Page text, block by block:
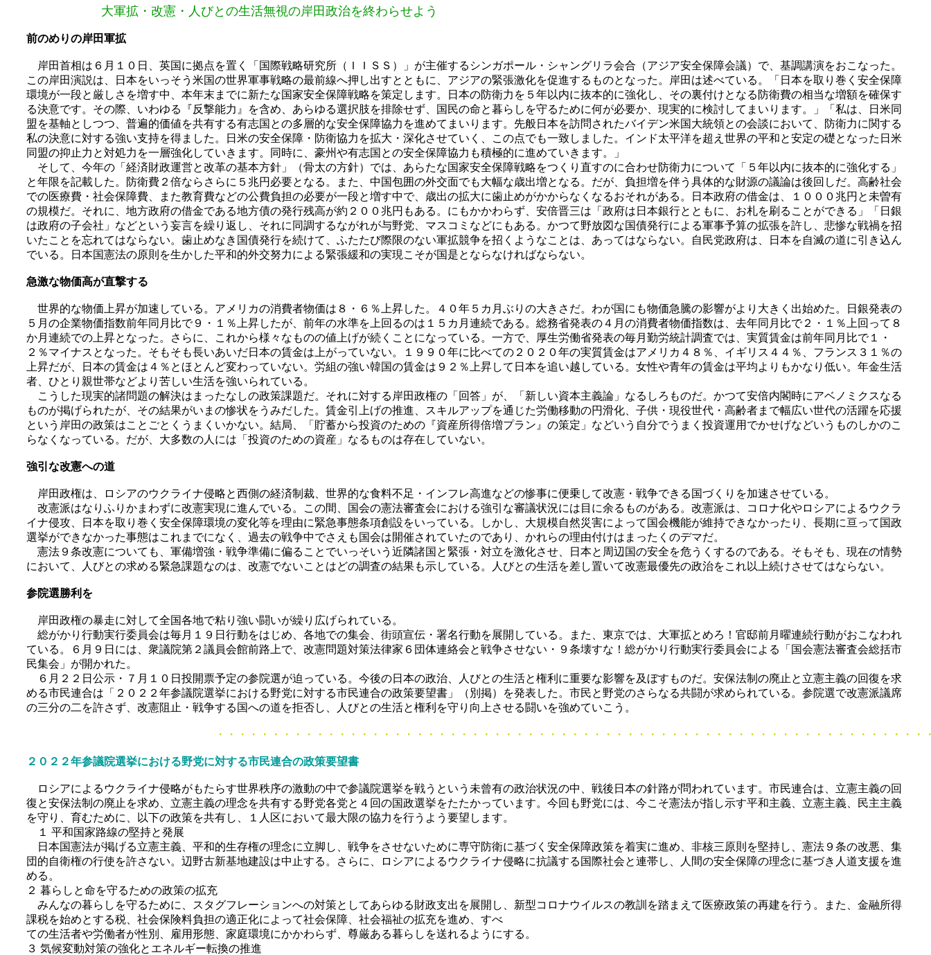
大軍拡・改憲・人びとの生活無視の岸田政治を終わらせよう
前のめりの岸田軍拡
岸田首相は６月１０日、英国に拠点を置く「国際戦略研究所（ＩＩＳＳ）」が主催するシンガポール・シャングリラ会合（アジア安全保障会議）で、基調講演をおこなった。
この岸田演説は、日本をいっそう米国の世界軍事戦略の最前線へ押し出すとともに、アジアの緊張激化を促進するものとなった。岸田は述べている。「日本を取り巻く安全保障
環境が一段と厳しさを増す中、本年末までに新たな国家安全保障戦略を策定します。日本の防衛力を５年以内に抜本的に強化し、その裏付けとなる防衛費の相当な増額を確保す
る決意です。その際、いわゆる『反撃能力』を含め、あらゆる選択肢を排除せず、国民の命と暮らしを守るために何が必要か、現実的に検討してまいります。」「私は、日米同
盟を基軸としつつ、普遍的価値を共有する有志国との多層的な安全保障協力を進めてまいります。先般日本を訪問されたバイデン米国大統領との会談において、防衛力に関する
私の決意に対する強い支持を得ました。日米の安全保障・防衛協力を拡大・深化させていく、この点でも一致しました。インド太平洋を超え世界の平和と安定の礎となった日米
同盟の抑止力と対処力を一層強化していきます。同時に、豪州や有志国との安全保障協力も積極的に進めていきます。」
そして、今年の「経済財政運営と改革の基本方針」（骨太の方針）では、あらたな国家安全保障戦略をつくり直すのに合わせ防衛力について「５年以内に抜本的に強化する」
と年限を記載した。防衛費２倍ならさらに５兆円必要となる。また、中国包囲の外交面でも大幅な歳出増となる。だが、負担増を伴う具体的な財源の議論は後回しだ。高齢社会
での医療費・社会保障費、また教育費などの公費負担の必要が一段と増す中で、歳出の拡大に歯止めがかからなくなるおそれがある。日本政府の借金は、１０００兆円と未曽有
の規模だ。それに、地方政府の借金である地方債の発行残高が約２００兆円もある。にもかかわらず、安倍晋三は「政府は日本銀行とともに、お札を刷ることができる」「日銀
は政府の子会社」などという妄言を繰り返し、それに同調するながれが与野党、マスコミなどにもある。かつて野放図な国債発行による軍事予算の拡張を許し、悲惨な戦禍を招
いたことを忘れてはならない。歯止めなき国債発行を続けて、ふたたび際限のない軍拡競争を招くようなことは、あってはならない。自民党政府は、日本を自滅の道に引き込ん
でいる。日本国憲法の原則を生かした平和的外交努力による緊張緩和の実現こそが国是とならなければならない。
急激な物価高が直撃する
世界的な物価上昇が加速している。アメリカの消費者物価は８・６％上昇した。４０年５カ月ぶりの大きさだ。わが国にも物価急騰の影響がより大きく出始めた。日銀発表の
５月の企業物価指数前年同月比で９・１％上昇したが、前年の水準を上回るのは１５カ月連続である。総務省発表の４月の消費者物価指数は、去年同月比で２・１％上回って８
か月連続での上昇となった。さらに、これから様々なものの値上げが続くことになっている。一方で、厚生労働省発表の毎月勤労統計調査では、実質賃金は前年同月比で１・
２％マイナスとなった。そもそも長いあいだ日本の賃金は上がっていない。１９９０年に比べての２０２０年の実質賃金はアメリカ４８％、イギリス４４％、フランス３１％の
上昇だが、日本の賃金は４％とほとんど変わっていない。労組の強い韓国の賃金は９２％上昇して日本を追い越している。女性や青年の賃金は平均よりもかなり低い。年金生活
者、ひとり親世帯などより苦しい生活を強いられている。
こうした現実的諸問題の解決はまったなしの政策課題だ。それに対する岸田政権の「回答」が、「新しい資本主義論」なるしろものだ。かつて安倍内閣時にアベノミクスなる
ものが掲げられたが、その結果がいまの惨状をうみだした。賃金引上げの推進、スキルアップを通じた労働移動の円滑化、子供・現役世代・高齢者まで幅広い世代の活躍を応援
という岸田の政策はことごとくうまくいかない。結局、「貯蓄から投資のための『資産所得倍増プラン』の策定」などいう自分でうまく投資運用でかせげなどいうものしかのこ
らなくなっている。だが、大多数の人には「投資のための資産」なるものは存在していない。
強引な改憲への道
岸田政権は、ロシアのウクライナ侵略と西側の経済制裁、世界的な食料不足・インフレ高進などの惨事に便乗して改憲・戦争できる国づくりを加速させている。
改憲派はなりふりかまわずに改憲実現に進んでいる。この間、国会の憲法審査会における強引な審議状況には目に余るものがある。改憲派は、コロナ化やロシアによるウクラ
イナ侵攻、日本を取り巻く安全保障環境の変化等を理由に緊急事態条項創設をいっている。しかし、大規模自然災害によって国会機能が維持できなかったり、長期に亘って国政
選挙ができなかった事態はこれまでになく、過去の戦争中でさえも国会は開催されていたのであり、かれらの理由付けはまったくのデマだ。
憲法９条改憲についても、軍備増強・戦争準備に偏ることでいっそいう近隣諸国と緊張・対立を激化させ、日本と周辺国の安全を危うくするのである。そもそも、現在の情勢
において、人びとの求める緊急課題なのは、改憲でないことはどの調査の結果も示している。人びとの生活を差し置いて改憲最優先の政治をこれ以上続けさせてはならない。
参院選勝利を
岸田政権の暴走に対して全国各地で粘り強い闘いが繰り広げられている。
総がかり行動実行委員会は毎月１９日行動をはじめ、各地での集会、街頭宣伝・署名行動を展開している。また、東京では、大軍拡とめろ！官邸前月曜連続行動がおこなわれ
ている。６月９日には、衆議院第２議員会館前路上で、改憲問題対策法律家６団体連絡会と戦争させない・９条壊すな！総がかり行動実行委員会による「国会憲法審査会総括市
民集会」が開かれた。
６月２２日公示・７月１０日投開票予定の参院選が迫っている。今後の日本の政治、人びとの生活と権利に重要な影響を及ぼすものだ。安保法制の廃止と立憲主義の回復を求
める市民連合は「２０２２年参議院選挙における野党に対する市民連合の政策要望書」（別掲）を発表した。市民と野党のさらなる共闘が求められている。参院選で改憲派議席
の三分の二を許さず、改憲阻止・戦争する国への道を拒否し、人びとの生活と権利を守り向上させる闘いを強めていこう。
・・・・・・・・・・・・・・・・・・・・・・・・・・・・・・・・・・・・・・・・・・・・・・・・・・・・・・・・・・・・・・・・・・
２０２２年参議院選挙における野党に対する市民連合の政策要望書
ロシアによるウクライナ侵略がもたらす世界秩序の激動の中で参議院選挙を戦うという未曾有の政治状況の中、戦後日本の針路が問われています。市民連合は、立憲主義の回
復と安保法制の廃止を求め、立憲主義の理念を共有する野党各党と４回の国政選挙をたたかっています。今回も野党には、今こそ憲法が指し示す平和主義、立憲主義、民主主義
を守り、育むために、以下の政策を共有し、１人区において最大限の協力を行うよう要望します。
１ 平和国家路線の堅持と発展
日本国憲法が掲げる立憲主義、平和的生存権の理念に立脚し、戦争をさせないために専守防衛に基づく安全保障政策を着実に進め、非核三原則を堅持し、憲法９条の改悪、集
団的自衛権の行使を許さない。辺野古新基地建設は中止する。さらに、ロシアによるウクライナ侵略に抗議する国際社会と連帯し、人間の安全保障の理念に基づき人道支援を進
める。
２ 暮らしと命を守るための政策の拡充
みんなの暮らしを守るために、スタグフレーションへの対策としてあらゆる財政支出を展開し、新型コロナウイルスの教訓を踏まえて医療政策の再建を行う。また、金融所得
課税を始めとする税、社会保険料負担の適正化によって社会保障、社会福祉の拡充を進め、すべ
ての生活者や労働者が性別、雇用形態、家庭環境にかかわらず、尊厳ある暮らしを送れるようにする。
３ 気候変動対策の強化とエネルギー転換の推進